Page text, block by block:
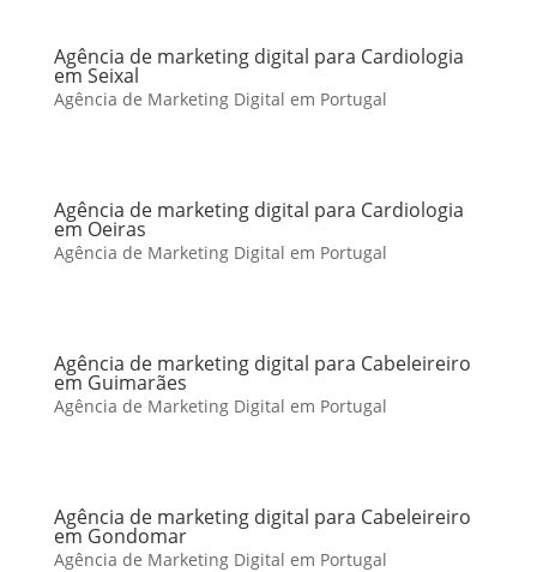
Agência de marketing digital para Cardiologia
em Seixal
Agência de Marketing Digital em Portugal
Agência de marketing digital para Cardiologia
em Oeiras
Agência de Marketing Digital em Portugal
Agência de marketing digital para Cabeleireiro
em Guimarães
Agência de Marketing Digital em Portugal
Agência de marketing digital para Cabeleireiro
em Gondomar
Agência de Marketing Digital em Portugal